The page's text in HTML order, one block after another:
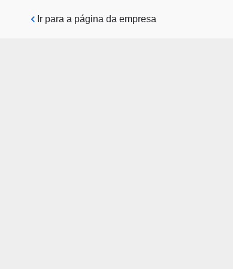
Pular para o conteúdo principal
Ir para a página da empresa